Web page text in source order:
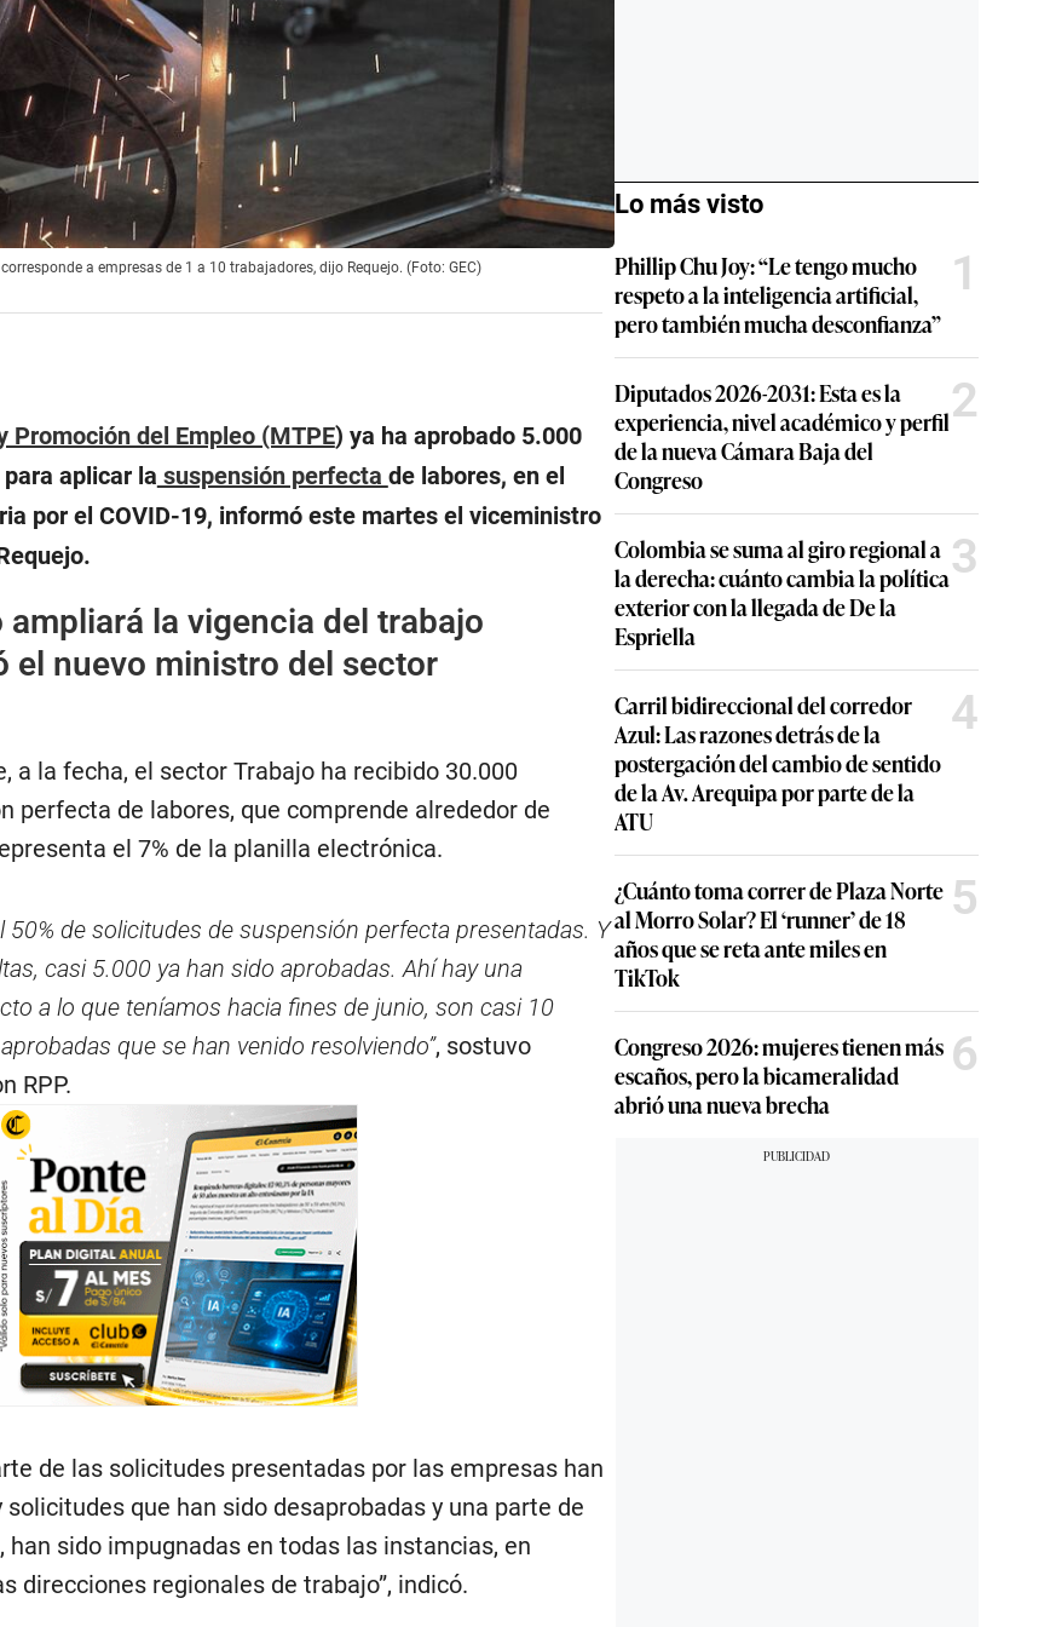
a empresas de 1 a 10 trabajadores, dijo Requejo. (Foto: GEC)
Promoción del Empleo (MTPE) ya ha aprobado 5.000
aplicar la suspensión perfecta de labores, en el
por el COVID-19, informó este martes el viceministro
ampliará la vigencia del trabajo
el nuevo ministro del sector
a la fecha, el sector Trabajo ha recibido 30.000
perfecta de labores, que comprende alrededor de
el 7% de la planilla electrónica.
50% de solicitudes de suspensión perfecta presentadas. Y
casi 5.000 ya han sido aprobadas. Ahí hay una
a lo que teníamos hacia fines de junio, son casi 10
que se han venido resolviendo”, sostuvo
RPP.
de las solicitudes presentadas por las empresas han
solicitudes que han sido desaprobadas y una parte de
han sido impugnadas en todas las instancias, en
direcciones regionales de trabajo”, indicó.
Lo más visto
Phillip Chu Joy: “Le tengo mucho
respeto a la inteligencia artificial,
pero también mucha desconfianza”
1
Diputados 2026-2031: Esta es la
experiencia, nivel académico y perfil
de la nueva Cámara Baja del
Congreso
2
Colombia se suma al giro regional a
la derecha: cuánto cambia la política
exterior con la llegada de De la
Espriella
3
Carril bidireccional del corredor
Azul: Las razones detrás de la
postergación del cambio de sentido
de la Av. Arequipa por parte de la
ATU
4
¿Cuánto toma correr de Plaza Norte
al Morro Solar? El ‘runner’ de 18
años que se reta ante miles en
TikTok
5
Congreso 2026: mujeres tienen más
escaños, pero la bicameralidad
abrió una nueva brecha
6